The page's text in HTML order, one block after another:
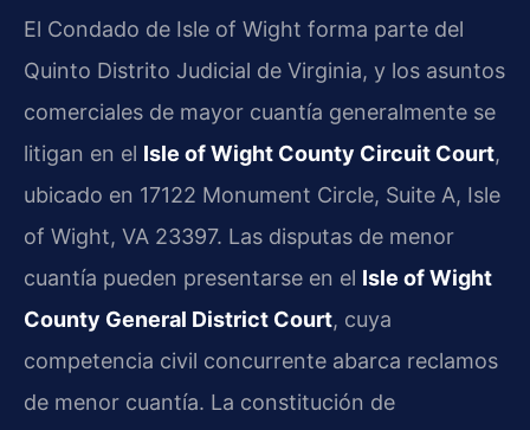
El Condado de Isle of Wight forma parte del
Quinto Distrito Judicial de Virginia, y los asuntos
comerciales de mayor cuantía generalmente se
litigan en el Isle of Wight County Circuit Court,
ubicado en 17122 Monument Circle, Suite A, Isle
of Wight, VA 23397. Las disputas de menor
cuantía pueden presentarse en el Isle of Wight
County General District Court, cuya
competencia civil concurrente abarca reclamos
de menor cuantía. La constitución de